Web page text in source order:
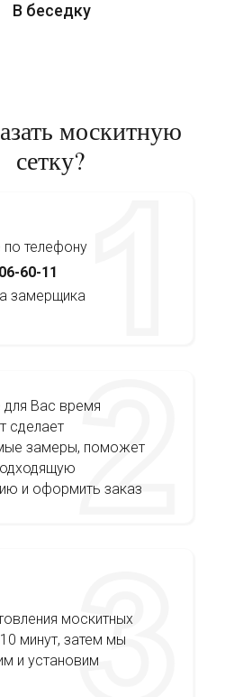
В беседку
москитную
сетку?
по телефону
Вас время
сделает
замеры, поможет
и оформить заказ
москитных
минут, затем мы
и установим
60-11
замерщика